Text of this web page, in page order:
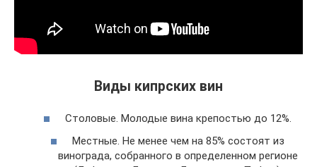
Виды кипрских вин
Столовые. Молодые вина крепостью до 12%.
Местные. Не менее чем на 85% состоят из
винограда, собранного в определенном регионе